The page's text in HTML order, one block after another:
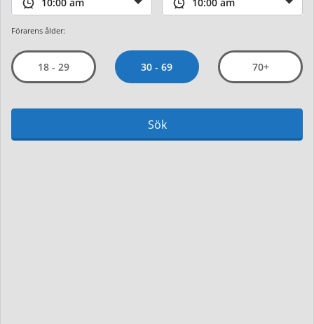
Förarens ålder:
18 - 29 30 - 69 70+
Sök